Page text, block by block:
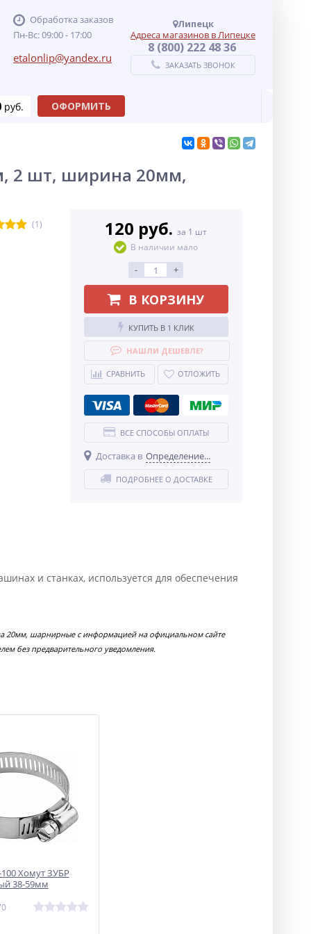
Обработка заказов
Пн-Вс: 09:00 - 17:00
etalonlip@yandex.ru
Липецк
Адреса магазинов в Липецке
8 (800) 222 48 36
ЗАКАЗАТЬ ЗВОНОК
руб. ОФОРМИТЬ
2 шт, ширина 20мм,
(1) 120 руб.за 1 шт
В наличии мало
- +
В КОРЗИНУ
КУПИТЬ В 1 КЛИК
НАШЛИ ДЕШЕВЛЕ?
СРАВНИТЬ ОТЛОЖИТЬ
ВСЕ СПОСОБЫ ОПЛАТЫ
Доставка в Определение...
ПОДРОБНЕЕ О ДОСТАВКЕ
и станках, используется для обеспечения
20мм, шарнирные с информацией на официальном сайте
без предварительного уведомления.
100 Хомут ЗУБР
38-59мм